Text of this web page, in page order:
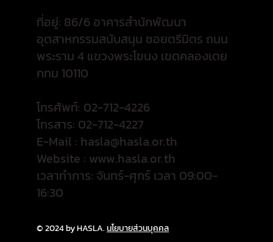
ที่อยู่: 86/6 อาคารสำนักพัฒนา
อุตสาหกรรมสนับสนุน ซอยตรีมิตร ถนน
พระราม 4 แขวงพระโขนง เขตคลองเตย
กทม 10110
โทรศัพท์: 02-712-4226
โทรสาร: 02-712-4227
E-Mail : hasla@hasla.or.th
Website : www.hasla.or.th
เวลาทำการ: จันทร์-ศุกร์ เวลา 09:00-
16:30
© 2024 by HASLA.นโยบายส่วนบุคคล